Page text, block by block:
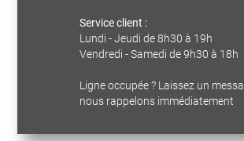
Service client :
Lundi - Jeudi de 8h30 à 19h
Vendredi - Samedi de 9h30 à 18h
Ligne occupée ? Laissez un
nous rappelons immédiatement